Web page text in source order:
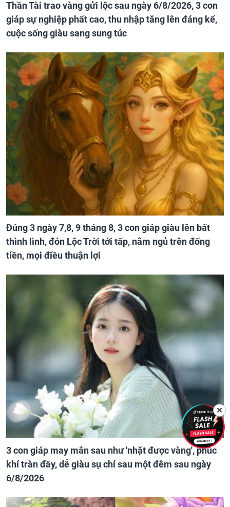
Thần Tài trao vàng gửi lộc sau ngày 6/8/2026, 3 con
giáp sự nghiệp phất cao, thu nhập tăng lên đáng kể,
cuộc sống giàu sang sung túc
Đúng 3 ngày 7,8, 9 tháng 8, 3 con giáp giàu lên bất
thình lình, đón Lộc Trời tới tấp, nằm ngủ trên đống
tiền, mọi điều thuận lợi
3 con giáp may mắn sau như 'nhặt được vàng', phúc
khí tràn đầy, dễ giàu sụ chỉ sau một đêm sau ngày
6/8/2026
✕